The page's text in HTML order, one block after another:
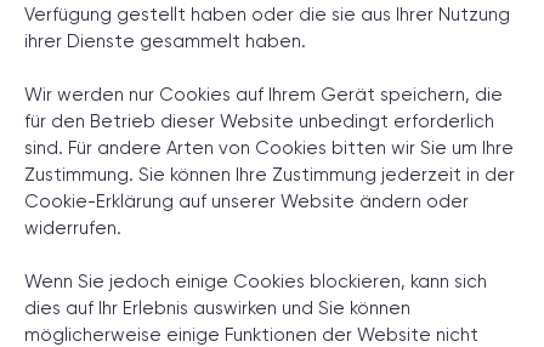
Verfügung gestellt haben oder die sie aus Ihrer Nutzung
ihrer Dienste gesammelt haben.
Wir werden nur Cookies auf Ihrem Gerät speichern, die
für den Betrieb dieser Website unbedingt erforderlich
sind. Für andere Arten von Cookies bitten wir Sie um Ihre
Zustimmung. Sie können Ihre Zustimmung jederzeit in der
Cookie-Erklärung auf unserer Website ändern oder
widerrufen.
Wenn Sie jedoch einige Cookies blockieren, kann sich
dies auf Ihr Erlebnis auswirken und Sie können
möglicherweise einige Funktionen der Website nicht
Deutsch
Impressum
Datenschutzrichtlinie
Cookie-Erklärung